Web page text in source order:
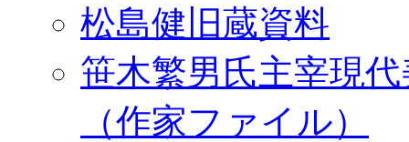
松島健旧蔵資料
笹木繁男氏主宰現
（作家ファイル）